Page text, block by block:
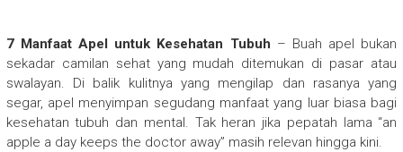
7 Manfaat Apel untuk Kesehatan Tubuh – Buah apel bukan
sekadar camilan sehat yang mudah ditemukan di pasar atau
swalayan. Di balik kulitnya yang mengilap dan rasanya yang
segar, apel menyimpan segudang manfaat yang luar biasa bagi
kesehatan tubuh dan mental. Tak heran jika pepatah lama “an
apple a day keeps the doctor away” masih relevan hingga kini.